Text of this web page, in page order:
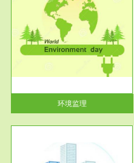
环境监理
服务范围
VOCs在线监测
根据《重点区域大气污染防
治“十二五”规划》有机废气净化
率达...